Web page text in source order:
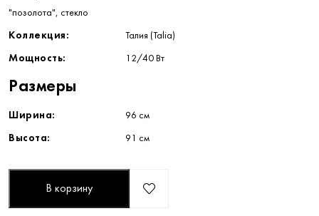
"позолота", стекло
Коллекция: Талия (Talia)
Мощность: 12/40 Вт
Размеры
Ширина: 96 см
Высота: 91 см
В корзину